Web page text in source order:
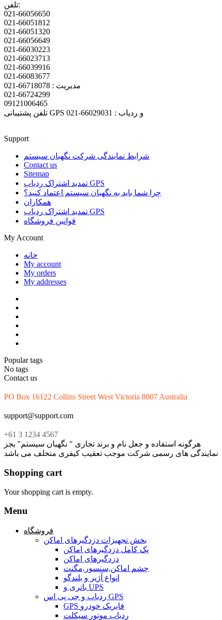
تلفن:
021-66056650
021-66051812
021-66051320
021-66056649
021-66030223
021-66023713
021-66039916
021-66083677
مدیریت : 66718078-021
021-66724299
09121006465
تلفن پشتیبانی GPS و ردیاب : 66029031-021
Support
شرایط نمایندگی شرکت نگهبان سیستم
Contact us
Sitemap
تمدید اشتراک ردیاب GPS
چرا شما باید به نگهبان سیستم اعتماد کنید؟
همکاران
تمدید اشتراک ردیاب GPS
قوانین فروشگاه
My Account
خانه
My account
My orders
My addresses
Popular tags
No tags
Contact us
PO Box 16122 Collins Street West Victoria 8007 Australia
support@support.com
+61 3 1234 4567
هرگونه استفاده و جعل نام و برند تجاری " نگهبان سیستم" بجز
نمایندگی های رسمی شرکت موجب تعقیب کیفری متخلف می باشد
Shopping cart
Your shopping cart is empty.
Menu
فروشگاه
بخش تجهیزات دزدگیرهای اماکن
پک کامل دزدگیرهای اماکن
دزدگیرهای اماکن
چشم اماکن,سنسور,مگنت
انواع آژیر و بلندگو
باتری و UPS
ردیاب و جی پی اس GPS
GPS فابریک خودرو
ردیاب موتور سیکلت